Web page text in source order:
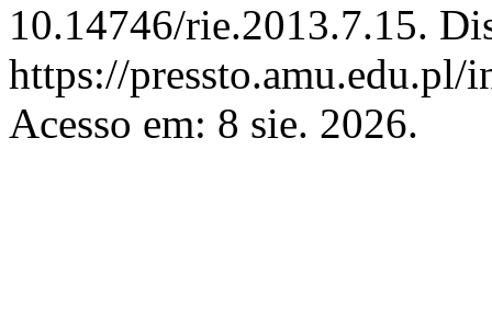
10.14746/rie.2013.7.15.
https://
Acesso em: 8 sie. 2026.